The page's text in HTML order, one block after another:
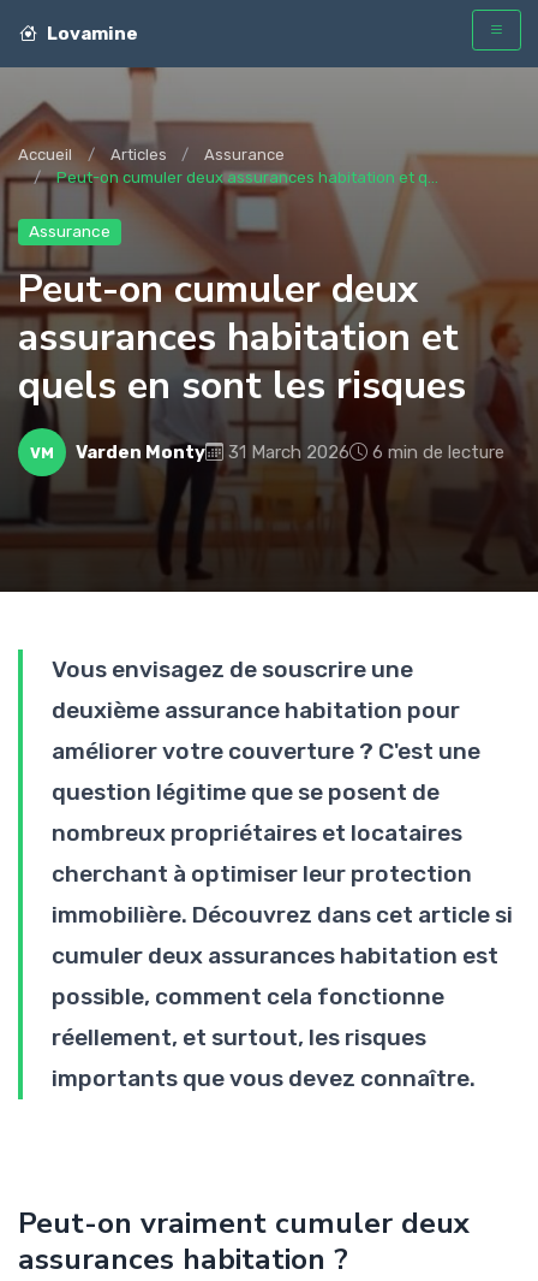
Lovamine
Accueil Articles
Assurance
Peut-on cumuler deux assurances habitation et q...
Assurance
Peut-on cumuler deux
assurances habitation et
quels en sont les risques
VM Varden Monty 31 March 2026 6 min de lecture
Vous envisagez de souscrire une
deuxième assurance habitation pour
améliorer votre couverture ? C'est une
question légitime que se posent de
nombreux propriétaires et locataires
cherchant à optimiser leur protection
immobilière. Découvrez dans cet article si
cumuler deux assurances habitation est
possible, comment cela fonctionne
réellement, et surtout, les risques
importants que vous devez connaître.
Peut-on vraiment cumuler deux
assurances habitation ?